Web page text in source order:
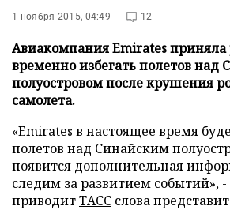
1 ноября 2015, 04:49 12
Авиакомпания Emirates
временно избегать полетов над
полуостровом после крушения
самолета.
«Emirates в настоящее время
полетов над Синайским
появится дополнительная
следим за развитием событий», -
приводитТАСС слова